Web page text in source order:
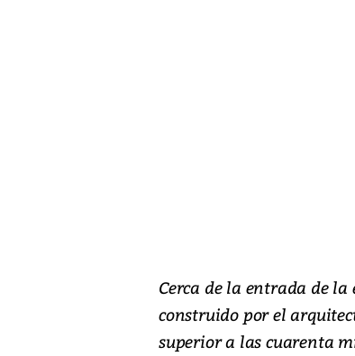
Cerca de la entrada de
construido por el
superior a las cuarenta